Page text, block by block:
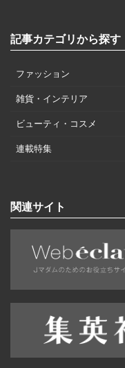
記事カテゴリから探す
ファッション
雑貨・インテリア
ビューティ・コスメ
連載特集
関連サイト